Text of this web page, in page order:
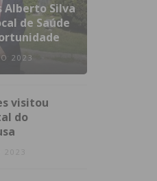
Alberto Silva
de Saúde
2023
visitou
do
2023